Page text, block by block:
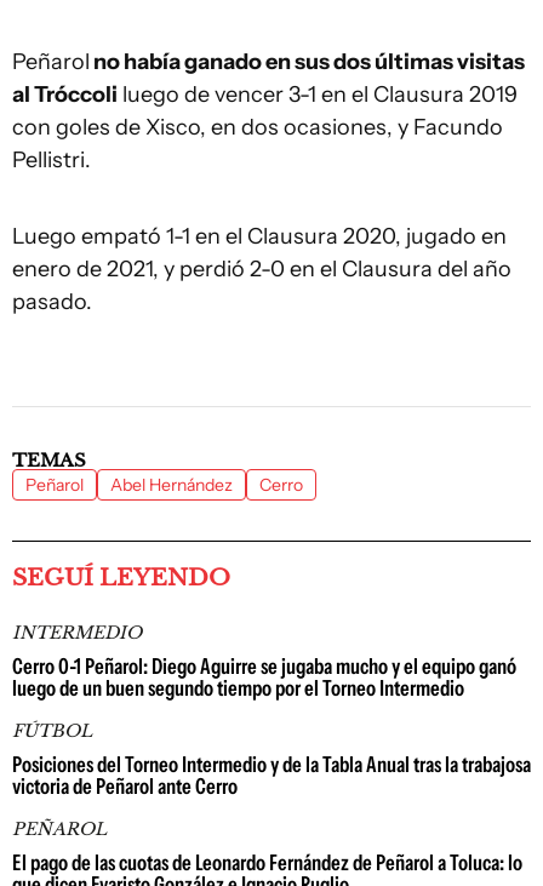
Peñarol no había ganado en sus dos últimas visitas
al Tróccoli luego de vencer 3-1 en el Clausura 2019
con goles de Xisco, en dos ocasiones, y Facundo
Pellistri.
Luego empató 1-1 en el Clausura 2020, jugado en
enero de 2021, y perdió 2-0 en el Clausura del año
pasado.
TEMAS
Peñarol Abel Hernández Cerro
SEGUÍ LEYENDO
INTERMEDIO
Cerro 0-1 Peñarol: Diego Aguirre se jugaba mucho y el equipo ganó
luego de un buen segundo tiempo por el Torneo Intermedio
FÚTBOL
Posiciones del Torneo Intermedio y de la Tabla Anual tras la trabajosa
victoria de Peñarol ante Cerro
PEÑAROL
El pago de las cuotas de Leonardo Fernández de Peñarol a Toluca: lo